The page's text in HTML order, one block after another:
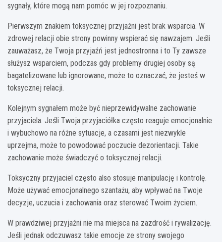
sygnały, które mogą nam pomóc w jej rozpoznaniu.
Pierwszym znakiem toksycznej przyjaźni jest brak wsparcia. W
zdrowej relacji obie strony powinny wspierać się nawzajem. Jeśli
zauważasz, że Twoja przyjaźń jest jednostronna i to Ty zawsze
służysz wsparciem, podczas gdy problemy drugiej osoby są
bagatelizowane lub ignorowane, może to oznaczać, że jesteś w
toksycznej relacji.
Kolejnym sygnałem może być nieprzewidywalne zachowanie
przyjaciela. Jeśli Twoja przyjaciółka często reaguje emocjonalnie
i wybuchowo na różne sytuacje, a czasami jest niezwykle
uprzejma, może to powodować poczucie dezorientacji. Takie
zachowanie może świadczyć o toksycznej relacji.
Toksyczny przyjaciel często also stosuje manipulację i kontrolę.
Może używać emocjonalnego szantażu, aby wpływać na Twoje
decyzje, uczucia i zachowania oraz sterować Twoim życiem.
W prawdziwej przyjaźni nie ma miejsca na zazdrość i rywalizację.
Jeśli jednak odczuwasz takie emocje ze strony swojego